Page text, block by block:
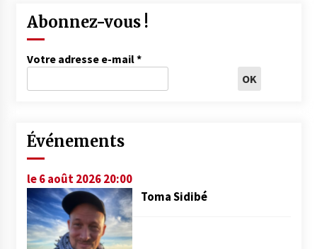
Abonnez-vous !
Votre adresse e-mail*
Événements
le 6 août 2026 20:00
Toma Sidibé